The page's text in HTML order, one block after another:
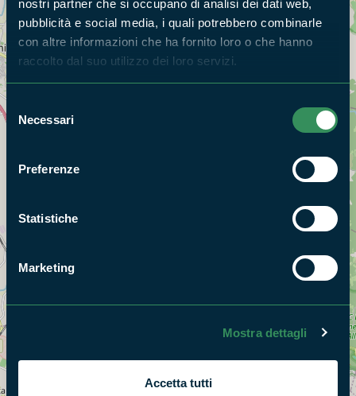
nostri partner che si occupano di analisi dei dati web,
pubblicità e social media, i quali potrebbero combinarle
con altre informazioni che ha fornito loro o che hanno
raccolto dal suo utilizzo dei loro servizi.
Selezione
delNecessari
Preferenze
Statistiche
Marketing
Mostra dettagli
Accetta tutti